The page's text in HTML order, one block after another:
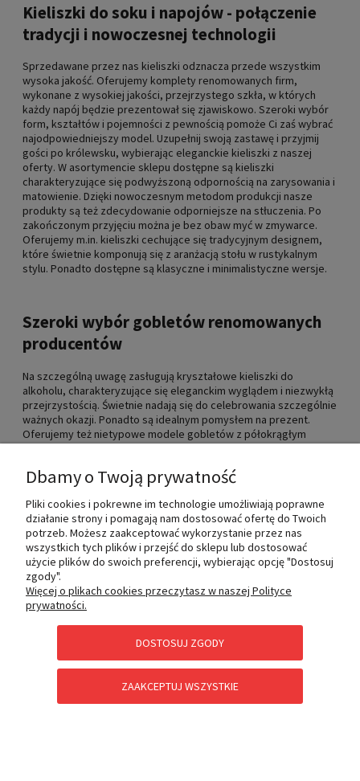
Kieliszki do soku i napojów - połączenie
tradycji i nowoczesnej technologii
Sprzedawane przez nas kieliszki odznacza przede wszystkim
wysoka jakość. Oferujemy komplety renomowanych firm,
wykonane z wysokiej jakości, przejrzystego szkła, w których
każdy napój będzie prezentował się zjawiskowo. Szeroki wybór
form, kształtów i pojemności z pewnością pomoże Ci zaś wybrać
najodpowiedniejszy model. Uzupełnij swoją zastawę i przyjmij
gości po królewsku, wybierając eleganckie kieliszki z naszej
oferty. W asortymencie sklepu dostępne są kieliszki
charakteryzujące się podwyższoną odpornością na zarysowania i
matowienie. Dzięki nowoczesnym metodom produkcji nasze
produkty są też zdecydowanie odporniejsze na stłuczenia. Po
zakończonym przyjęciu można je bez obaw myć w zmywarce.
Oferujemy m.in. kieliszki cechujące się tradycyjnym designem,
które świetnie komponują się z aranżacją stołu w rustykalnym
stylu. Ponadto dostępne są klasyczne i minimalistyczne wersje.
Szeroki wybór gobletów renomowanych
producentów
Na szczególną uwagę zasługują kryształowe kieliszki do
alkoholu, charakteryzujące się eleganckim wyglądem i niezwykłą
przejrzystością. Świetnie nadają się do celebrowania szczególnie
ważnych okazji. Ponadto są idealnym pomysłem na prezent.
Oferujemy też nietypowe modele gobletów z półokrągłym
dnem, które pomimo bujania się, są bardzo stabilne. W tej
egzemplarze, wytwarzane przez renomowane firmy z wieloletnią
tradycją. Dzięki dbałości o każdy, nawet najdrobniejszy detal,
wszystkie kieliszki, goblety pięknie prezentują się na każdym
stole i z niezmienionym wyglądem służą przez długie lata.
Gwarantujemy szybką i przede wszystkim bezpieczną wysyłkę
produktów dostępnych w naszym sklepie.
Newsletter
Zapisz się do naszego newslettera, aby być na bieżąco z
naszymi ofertami!
SIĘ
Dbamy o Twoją prywatność
Pliki cookies i pokrewne im technologie umożliwiają poprawne
działanie strony i pomagają nam dostosować ofertę do Twoich
potrzeb. Możesz zaakceptować wykorzystanie przez nas
wszystkich tych plików i przejść do sklepu lub dostosować
użycie plików do swoich preferencji, wybierając opcję "Dostosuj
zgody".
Więcej o plikach cookies przeczytasz w naszej Polityce
prywatności.
DOSTOSUJ ZGODY
ZAAKCEPTUJ WSZYSTKIE